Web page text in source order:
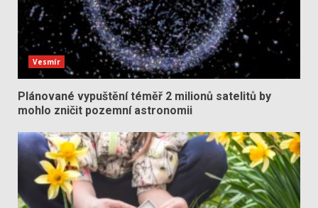
Vesmír
Plánované vypuštění téměř 2 milionů satelitů by
mohlo zničit pozemní astronomii